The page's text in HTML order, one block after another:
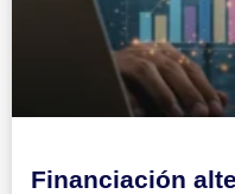
Financiación